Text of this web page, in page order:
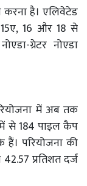
करना है। एलिवेटेड
16 और 18 से
ग्रेटर नोएडा
में अब तक
से 184 पाइल कैप
हैं। परियोजना की
42.57 प्रतिशत दर्ज